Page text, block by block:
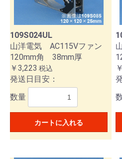
109S024UL
山洋電気 AC115Vファン
120mm角 38mm厚
￥3,223 税込
発送日目安：
数量
カートに入れる